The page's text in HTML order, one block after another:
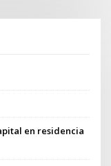
en residencia